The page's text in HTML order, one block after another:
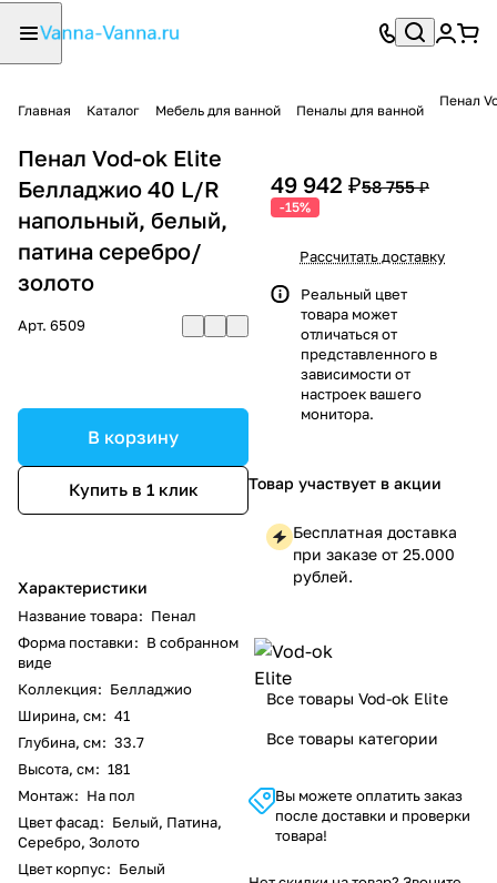
Главная Каталог Мебель для ванной Пеналы для ванной
Пенал
Пенал Vod-ok Elite
Белладжио 40 L/R
напольный, белый,
патина серебро/
золото
Арт. 6509
В корзину
Купить в 1 клик
Характеристики
Название товара: Пенал
Форма поставки: В собранном
виде
Коллекция: Белладжио
Ширина, см: 41
Глубина, см: 33.7
Высота, см: 181
Монтаж: На пол
Цвет фасад: Белый, Патина,
Серебро, Золото
Цвет корпус: Белый
49 942 ₽58 755 ₽
-15%
Рассчитать доставку
Реальный цвет
товара может
отличаться от
представленного в
зависимости от
настроек вашего
монитора.
Товар участвует в акции
Бесплатная доставка
при заказе от 25.000
рублей.
Все товары Vod-ok Elite
Все товары категории
Вы можете оплатить заказ
после доставки и проверки
товара!